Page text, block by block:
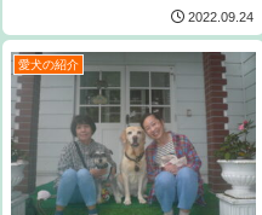
2022.09.24
愛犬の紹介